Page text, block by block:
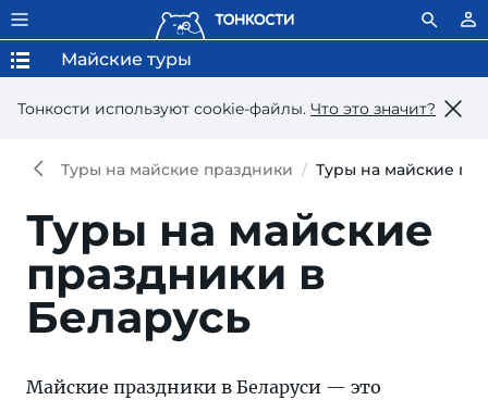
Тонкости используют сookie-файлы. Что это значит?
Майские туры
Туры на майские праздники Туры на майские
Туры на майские
праздники в
Беларусь
Майские праздники в Беларуси — это